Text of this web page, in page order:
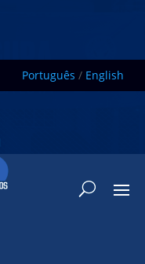
Português / English